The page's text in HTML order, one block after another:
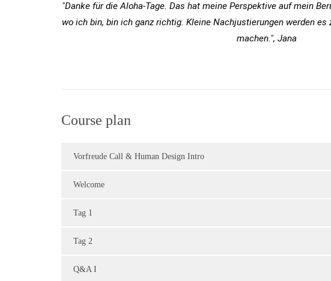
"Danke für die Aloha-Tage. Das hat meine Perspektive auf mein
wo ich bin, bin ich ganz richtig. Kleine Nachjustierungen werden
machen.", Jana
Course plan
Vorfreude Call & Human Design Intro
Welcome
Tag 1
Tag 2
Q&A I